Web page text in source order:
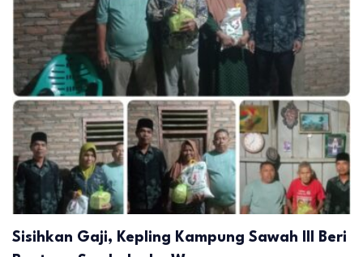
Sisihkan Gaji, Kepling Kampung Sawah III Beri